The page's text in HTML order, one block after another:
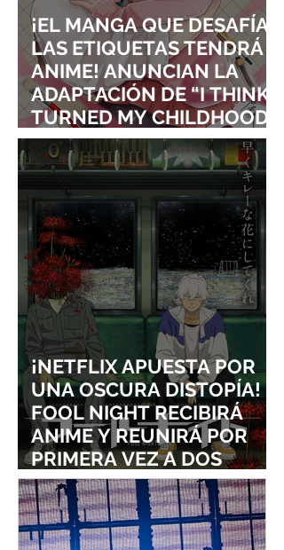
¡EL MANGA QUE DESAFÍA
LAS ETIQUETAS TENDRÁ
ANIME! ANUNCIAN LA
ADAPTACIÓN DE “I THINK I
TURNED MY CHILDHOOD
FRIEND INTO A GIRL”
¡NETFLIX APUESTA POR
UNA OSCURA DISTOPÍA!
FOOL NIGHT RECIBIRÁ
ANIME Y REUNIRÁ POR
PRIMERA VEZ A DOS
ESTUDIOS LEGENDARIOS